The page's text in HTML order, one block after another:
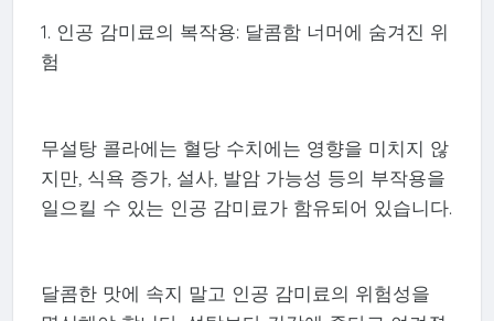
1. 인공 감미료의 복작용: 달콤함 너머에 숨겨진 위
험
무설탕 콜라에는 혈당 수치에는 영향을 미치지 않
지만, 식욕 증가, 설사, 발암 가능성 등의 부작용을
일으킬 수 있는 인공 감미료가 함유되어 있습니다.
달콤한 맛에 속지 말고 인공 감미료의 위험성을